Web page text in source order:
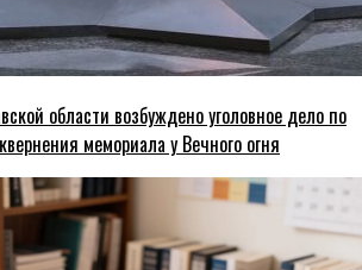
области возбуждено уголовное дело по
мемориала у Вечного огня